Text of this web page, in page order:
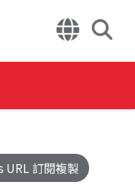
URL 訂閱複製